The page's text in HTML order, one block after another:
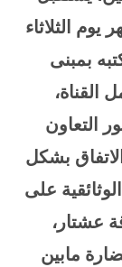
الثلاثاء
2023، في مكتبه بمبنى
القناة،
التعاون
بشكل
على
عشتار،
مابين